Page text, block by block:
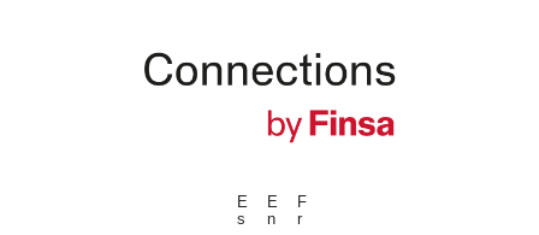
E
s
E
n
F
r
---ENLACES---